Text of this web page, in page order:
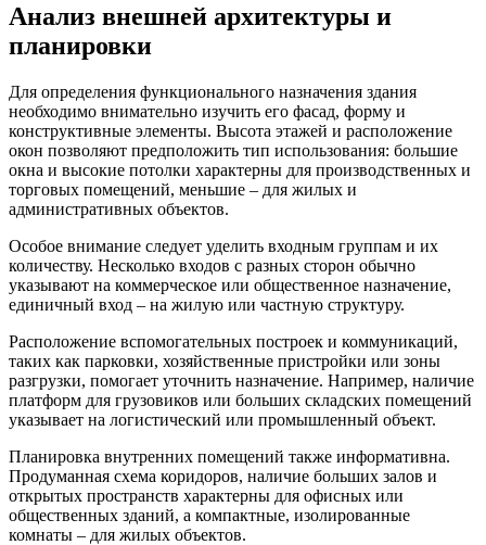
Анализ внешней архитектуры и
планировки
Для определения функционального назначения здания
необходимо внимательно изучить его фасад, форму и
конструктивные элементы. Высота этажей и расположение
окон позволяют предположить тип использования: большие
окна и высокие потолки характерны для производственных и
торговых помещений, меньшие – для жилых и
административных объектов.
Особое внимание следует уделить входным группам и их
количеству. Несколько входов с разных сторон обычно
указывают на коммерческое или общественное назначение,
единичный вход – на жилую или частную структуру.
Расположение вспомогательных построек и коммуникаций,
таких как парковки, хозяйственные пристройки или зоны
разгрузки, помогает уточнить назначение. Например, наличие
платформ для грузовиков или больших складских помещений
указывает на логистический или промышленный объект.
Планировка внутренних помещений также информативна.
Продуманная схема коридоров, наличие больших залов и
открытых пространств характерны для офисных или
общественных зданий, а компактные, изолированные
комнаты – для жилых объектов.